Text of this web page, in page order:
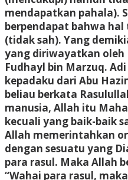
mendapatkan pahala).
berpendapat bahwa
(tidak sah). Yang
yang diriwayatkan
Fudhayl bin Marzuq.
kepadaku dari Abu
beliau berkata
manusia, Allah itu
kecuali yang baik-baik
Allah memerintahkan
dengan sesuatu yang
para rasul. Maka Allah
“Wahai para rasul,